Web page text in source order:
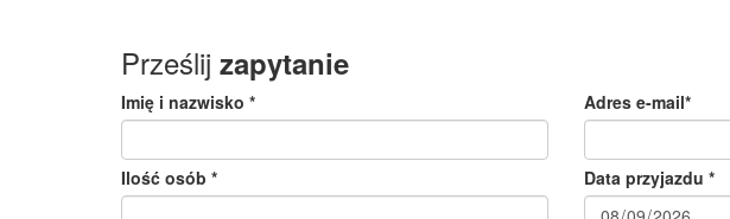
Prześlij zapytanie
Imię i nazwisko * Adres e-mail*
Ilość osób * Data przyjazdu *